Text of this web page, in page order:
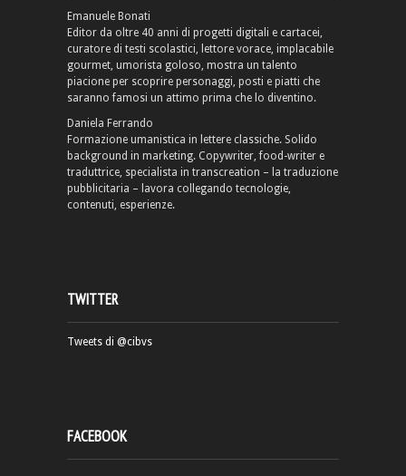
Emanuele Bonati
Editor da oltre 40 anni di progetti digitali e cartacei,
curatore di testi scolastici, lettore vorace, implacabile
gourmet, umorista goloso, mostra un talento
piacione per scoprire personaggi, posti e piatti che
saranno famosi un attimo prima che lo diventino.
Daniela Ferrando
Formazione umanistica in lettere classiche. Solido
background in marketing. Copywriter, food-writer e
traduttrice, specialista in transcreation – la traduzione
pubblicitaria – lavora collegando tecnologie,
contenuti, esperienze.
TWITTER
Tweets di @cibvs
FACEBOOK